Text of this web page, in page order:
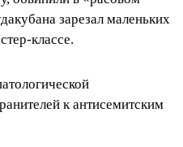
зарезал маленьких
классе.
к антисемитским